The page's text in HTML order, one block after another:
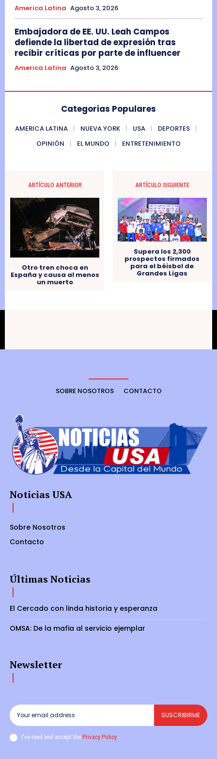
America Latina Agosto 3, 2026
Embajadora de EE. UU. Leah Campos
defiende la libertad de expresión tras
recibir críticas por parte de influencer
America Latina Agosto 3, 2026
Categorias Populares
AMERICA LATINA NUEVA YORK USA
DEPORTES
OPINIÓN
EL MUNDO ENTRETENIMIENTO
ARTÍCULO ANTERIOR
Otro tren choca en
España y causa al menos
un muerto
ARTÍCULO SIGUIENTE
Supera los 2,300
prospectos firmados
para el béisbol de
Grandes Ligas
SOBRE NOSOTROS CONTACTO
Noticias USA
Sobre Nosotros
Contacto
Últimas Noticias
El Cercado con linda historia y esperanza
OMSA: De la mafia al servicio ejemplar
Newsletter
SUSCRIBIRME
I've read and accept the Privacy Policy.